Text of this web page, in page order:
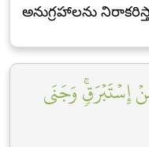
అనుగ్రహాలను
إِسۡتَبۡرَقٖۚ وَجَنَى